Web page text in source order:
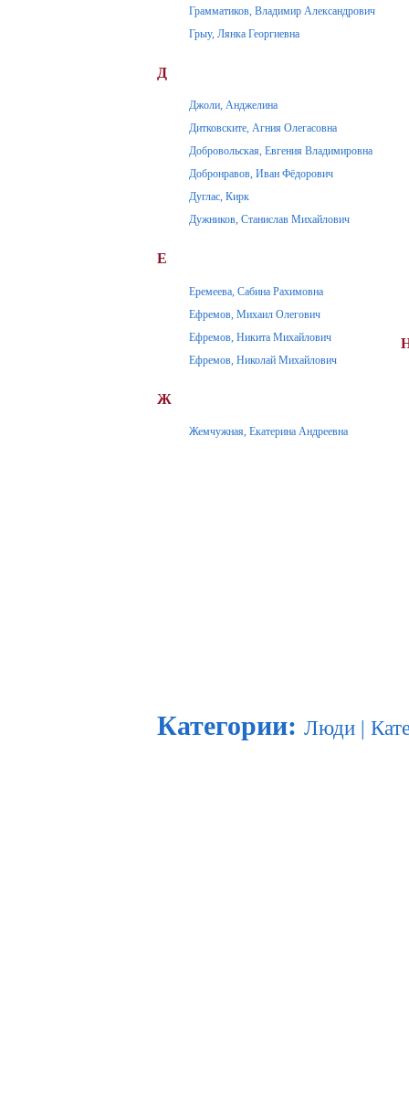
Грамматиков, Владимир Александрович
Грыу, Лянка Георгиевна
Д
Джоли, Анджелина
Дитковските, Агния Олегасовна
Добровольская, Евгения Владимировна
Добронравов, Иван Фёдорович
Дуглас, Кирк
Дужников, Станислав Михайлович
Е
Еремеева, Сабина Рахимовна
Ефремов, Михаил Олегович
Ефремов, Никита Михайлович
Ефремов, Николай Михайлович
Ж
Жемчужная, Екатерина Андреевна
Категории: Люди |